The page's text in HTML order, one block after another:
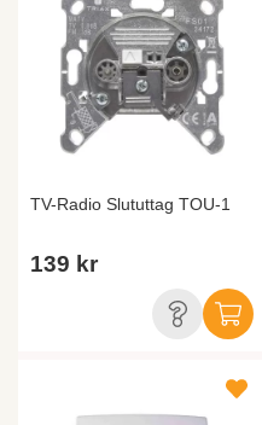
TV-Radio Slututtag TOU-1
139 kr